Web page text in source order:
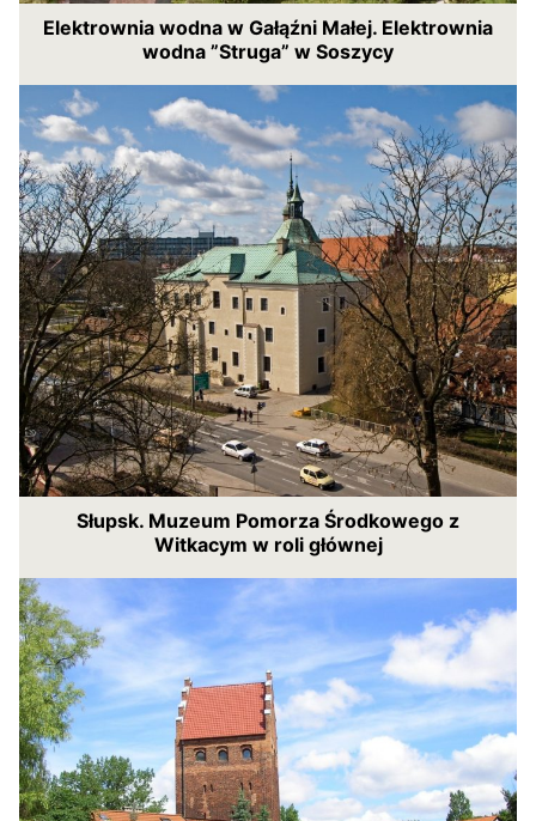
Elektrownia wodna w Gałąźni Małej. Elektrownia
wodna ”Struga” w Soszycy
Słupsk. Muzeum Pomorza Środkowego z
Witkacym w roli głównej